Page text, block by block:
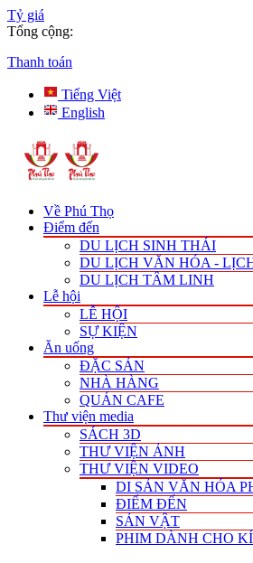
Tỷ giá
Tổng cộng:
Thanh toán
Tiếng Việt
English
Về Phú Thọ
Điểm đến
DU LỊCH SINH THÁI
DU LỊCH VĂN HÓA -
DU LỊCH TÂM LINH
Lễ hội
LỄ HỘI
SỰ KIỆN
Ăn uống
ĐẶC SẢN
NHÀ HÀNG
QUÁN CAFE
Thư viện media
SÁCH 3D
THƯ VIỆN ẢNH
THƯ VIỆN VIDEO
DI SẢN VĂN HÓA
ĐIỂM ĐẾN
SẢN VẬT
PHIM DÀNH CHO